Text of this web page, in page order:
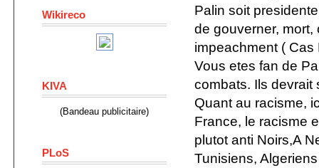
Wikireco
KIVA
(Bandeau publicitaire)
PLoS
Palin soit
de gouverner,
impeachment ( Cas
Vous etes fan de
combats. Ils devrait
Quant au racisme,
France, le racisme
plutot anti Noirs,A
Tunisiens,